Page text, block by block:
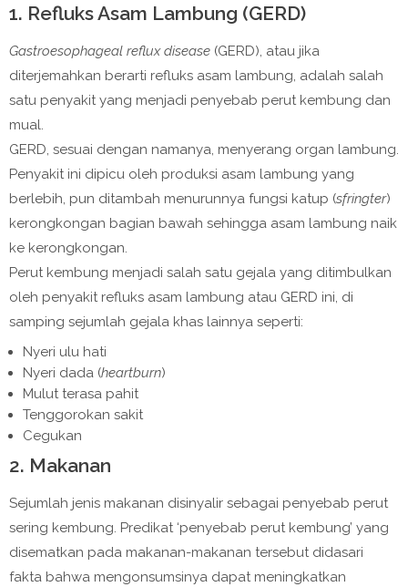
1. Refluks Asam Lambung (GERD)
Gastroesophageal reflux disease (GERD), atau jika
diterjemahkan berarti refluks asam lambung, adalah salah
satu penyakit yang menjadi penyebab perut kembung dan
mual.
GERD, sesuai dengan namanya, menyerang organ lambung.
Penyakit ini dipicu oleh produksi asam lambung yang
berlebih, pun ditambah menurunnya fungsi katup (sfringter)
kerongkongan bagian bawah sehingga asam lambung naik
ke kerongkongan.
Perut kembung menjadi salah satu gejala yang ditimbulkan
oleh penyakit refluks asam lambung atau GERD ini, di
samping sejumlah gejala khas lainnya seperti:
Nyeri ulu hati
Nyeri dada (heartburn)
Mulut terasa pahit
Tenggorokan sakit
Cegukan
2. Makanan
Sejumlah jenis makanan disinyalir sebagai penyebab perut
sering kembung. Predikat ‘penyebab perut kembung’ yang
disematkan pada makanan-makanan tersebut didasari
fakta bahwa mengonsumsinya dapat meningkatkan